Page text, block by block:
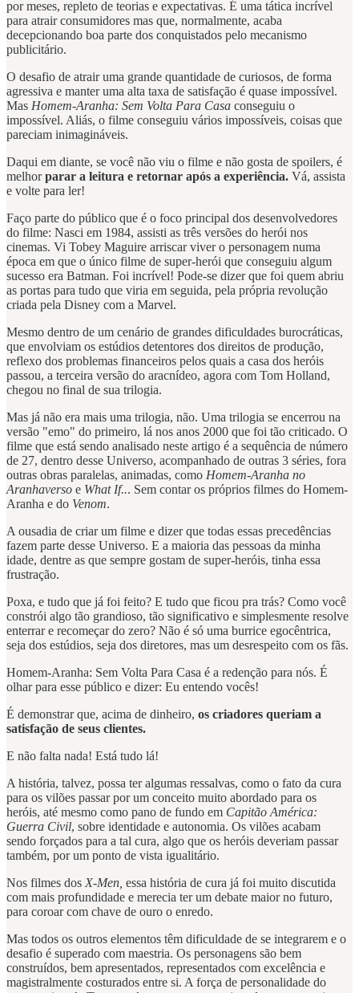
por meses, repleto de teorias e expectativas. É uma tática incrível
para atrair consumidores mas que, normalmente, acaba
decepcionando boa parte dos conquistados pelo mecanismo
publicitário.
O desafio de atrair uma grande quantidade de curiosos, de forma
agressiva e manter uma alta taxa de satisfação é quase impossível.
Mas Homem-Aranha: Sem Volta Para Casa conseguiu o
impossível. Aliás, o filme conseguiu vários impossíveis, coisas que
pareciam inimagináveis.
Daqui em diante, se você não viu o filme e não gosta de spoilers, é
melhorparar a leitura e retornar após a experiência. Vá, assista
e volte para ler!
Faço parte do público que é o foco principal dos desenvolvedores
do filme: Nasci em 1984, assisti as três versões do herói nos
cinemas. Vi Tobey Maguire arriscar viver o personagem numa
época em que o único filme de super-herói que conseguiu algum
sucesso era Batman. Foi incrível! Pode-se dizer que foi quem abriu
as portas para tudo que viria em seguida, pela própria revolução
criada pela Disney com a Marvel.
Mesmo dentro de um cenário de grandes dificuldades burocráticas,
que envolviam os estúdios detentores dos direitos de produção,
reflexo dos problemas financeiros pelos quais a casa dos heróis
passou, a terceira versão do aracnídeo, agora com Tom Holland,
chegou no final de sua trilogia.
Mas já não era mais uma trilogia, não. Uma trilogia se encerrou na
versão "emo" do primeiro, lá nos anos 2000 que foi tão criticado. O
filme que está sendo analisado neste artigo é a sequência de número
de 27, dentro desse Universo, acompanhado de outras 3 séries, fora
outras obras paralelas, animadas, como Homem-Aranha no
Aranhaverso e What If... Sem contar os próprios filmes do Homem-
Aranha e do Venom.
A ousadia de criar um filme e dizer que todas essas precedências
fazem parte desse Universo. E a maioria das pessoas da minha
idade, dentre as que sempre gostam de super-heróis, tinha essa
frustração.
Poxa, e tudo que já foi feito? E tudo que ficou pra trás? Como você
constrói algo tão grandioso, tão significativo e simplesmente resolve
enterrar e recomeçar do zero? Não é só uma burrice egocêntrica,
seja dos estúdios, seja dos diretores, mas um desrespeito com os fãs.
Homem-Aranha: Sem Volta Para Casa é a redenção para nós. É
olhar para esse público e dizer: Eu entendo vocês!
É demonstrar que, acima de dinheiro, os criadores queriam a
satisfação de seus clientes.
E não falta nada! Está tudo lá!
A história, talvez, possa ter algumas ressalvas, como o fato da cura
para os vilões passar por um conceito muito abordado para os
heróis, até mesmo como pano de fundo em Capitão América:
Guerra Civil, sobre identidade e autonomia. Os vilões acabam
sendo forçados para a tal cura, algo que os heróis deveriam passar
também, por um ponto de vista igualitário.
Nos filmes dos X-Men, essa história de cura já foi muito discutida
com mais profundidade e merecia ter um debate maior no futuro,
para coroar com chave de ouro o enredo.
Mas todos os outros elementos têm dificuldade de se integrarem e o
desafio é superado com maestria. Os personagens são bem
construídos, bem apresentados, representados com excelência e
magistralmente costurados entre si. A força de personalidade do